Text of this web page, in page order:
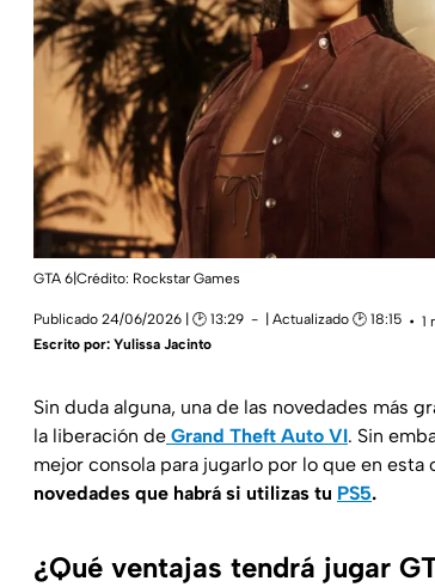
GTA 6|Crédito: Rockstar Games
Publicado 24/06/2026 | 🕑 13:29 | Actualizado 🕑 18:15
1
Escrito por: Yulissa Jacinto
Sin duda alguna, una de las novedades más
la liberación de Grand Theft Auto VI. Sin
mejor consola para jugarlo por lo que en
novedades que habrá si utilizas tu PS5.
¿Qué ventajas tendrá jugar